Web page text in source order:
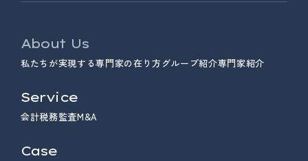
About Us
私たちが実現する専門家の在り方 グループ紹介専門家紹介
Service
会計税務監査M&A
Case